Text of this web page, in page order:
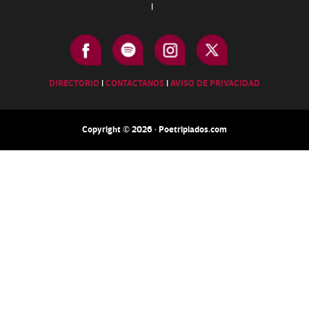
|
DIRECTORIO |CONTACTANOS |AVISO DE PRIVACIDAD
Copyright © 2026 · Poetripiados.com